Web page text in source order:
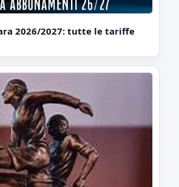
2026/2027: tutte le tariffe